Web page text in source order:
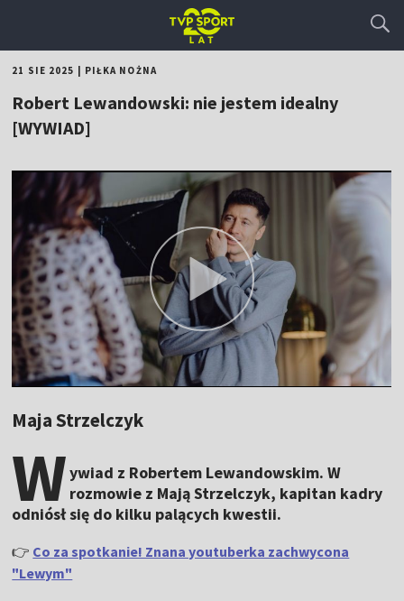
21 SIE 2025 PIŁKA NOŻNA
Robert Lewandowski: nie jestem idealny
[WYWIAD]
Maja Strzelczyk
Wywiad z Robertem Lewandowskim. W
rozmowie z Mają Strzelczyk, kapitan kadry
odniósł się do kilku palących kwestii.
👉 Co za spotkanie! Znana youtuberka zachwycona
"Lewym"